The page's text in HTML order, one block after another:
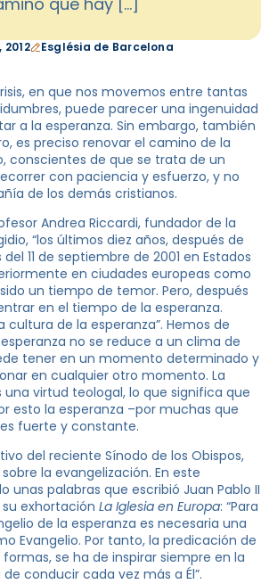
2012 Església de Barcelona
en que nos movemos entre tantas
puede parecer una ingenuidad
a la esperanza. Sin embargo, también
es preciso renovar el camino de la
conscientes de que se trata de un
con paciencia y esfuerzo, y no
de los demás cristianos.
Andrea Riccardi, fundador de la
“los últimos diez años, después de
11 de septiembre de 2001 en Estados
en ciudades europeas como
un tiempo de temor. Pero, después
en el tiempo de la esperanza.
cultura de la esperanza”. Hemos de
no se reduce a un clima de
tener en un momento determinado y
en cualquier otro momento. La
una virtud teologal, lo que significa que
esto la esperanza –por muchas que
fuerte y constante.
del reciente Sínodo de los Obispos,
la evangelización. En este
unas palabras que escribió Juan Pablo II
exhortación La Iglesia en Europa: “Para
de la esperanza es necesaria una
Evangelio. Por tanto, la predicación de
se ha de inspirar siempre en la
conducir cada vez más a Él”.